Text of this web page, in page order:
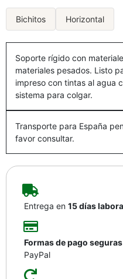
Bichitos Horizontal
Soporte rígido con
materiales pesados. Listo
impreso con tintas al agua
sistema para colgar.
Transporte para España
favor consultar.
Entrega en 15 días
Formas de pago seguras
PayPal